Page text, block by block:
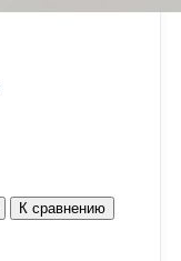
К сравнению